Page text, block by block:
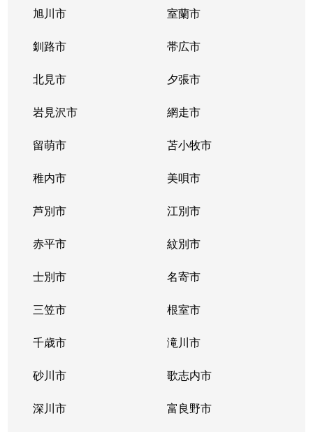
北３５条東
新道東
北３６条東
新道東
北３７条東
新道東
北３７条東
新道東
北３９条東
麻生
北３９条東
栄町(札幌)
北３９条東
栄町(札幌)
北４０条東
栄町(札幌)
北４０条東
栄町(札幌)
北４１条東
麻生
北４２条東
栄町(札幌)
北４３条東
栄町(札幌)
北４３条東
栄町(札幌)
旭川市 室蘭市
釧路市 帯広市
北見市 夕張市
岩見沢市 網走市
留萌市 苫小牧市
稚内市 美唄市
芦別市 江別市
赤平市 紋別市
士別市 名寄市
三笠市 根室市
千歳市 滝川市
砂川市 歌志内市
深川市 富良野市